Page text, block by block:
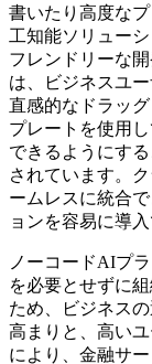
書いたり高度な
工知能ソリュー
フレンドリーな
は、ビジネスユ
直感的なドラッ
プレートを使用
できるようにす
されています。
ームレスに統合
ョンを容易に導入
ノーコードAIプ
を必要とせずに
ため、ビジネス
高まりと、高い
により、金融サ